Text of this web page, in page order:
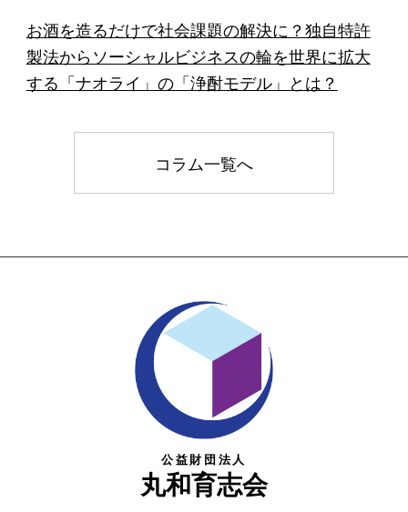
お酒を造るだけで社会課題の解決に？独自特許
製法からソーシャルビジネスの輪を世界に拡大
する「ナオライ」の「浄酎モデル」とは？
コラム一覧へ
公益財団法人
丸和育志会